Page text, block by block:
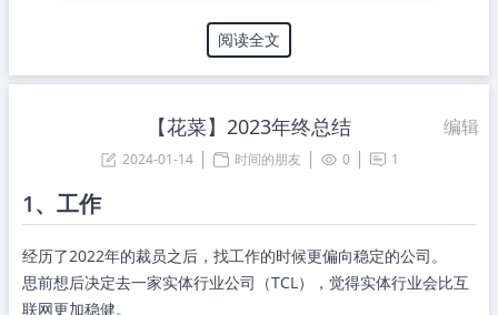
阅读全文
【花菜】2023年终总结 编辑
2024-01-14 时间的朋友 0 1
1、工作
经历了2022年的裁员之后，找工作的时候更偏向稳定的公司。
思前想后决定去一家实体行业公司（TCL），觉得实体行业会比互
联网更加稳健。